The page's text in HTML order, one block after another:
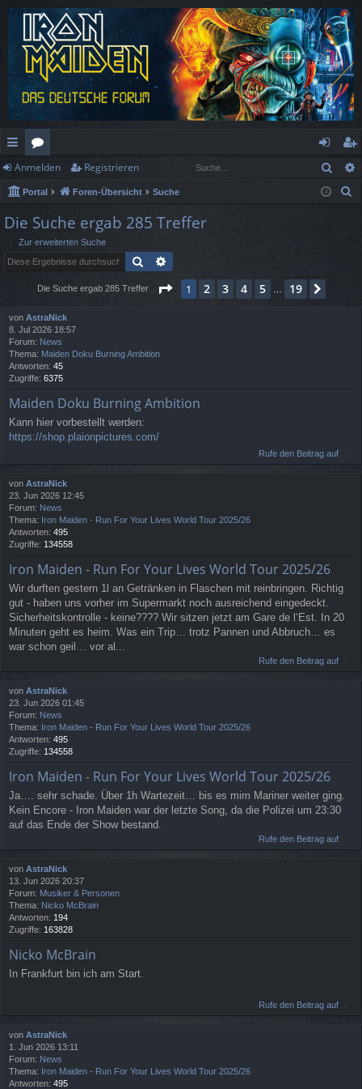
ch
ne
llz
or
en
n
m
eg
ist
Anmelden Registrieren
Portal Foren-Übersicht Suche
Die Suche ergab 285 Treffer
Zur erweiterten Suche
Suche
Die Suche ergab 285 Treffer Seite 1von 19
1 2 3 4 5 … 19
von AstraNick
8. Jul 2026 18:57
Forum: News
Thema: Maiden Doku Burning Ambition
Antworten: 45
Zugriffe: 6375
Maiden Doku Burning Ambition
Kann hier vorbestellt werden:
https://shop.plaionpictures.com/
Rufe den Beitrag auf
von AstraNick
23. Jun 2026 12:45
Forum: News
Thema: Iron Maiden - Run For Your Lives World Tour 2025/26
Antworten: 495
Zugriffe: 134558
Iron Maiden - Run For Your Lives World Tour 2025/26
Wir durften gestern 1l an Getränken in Flaschen mit reinbringen. Richtig
gut - haben uns vorher im Supermarkt noch ausreichend eingedeckt.
Sicherheitskontrolle - keine???? Wir sitzen jetzt am Gare de l‘Est. In 20
Minuten geht es heim. Was ein Trip… trotz Pannen und Abbruch… es
war schon geil… vor al...
Rufe den Beitrag auf
von AstraNick
23. Jun 2026 01:45
Forum: News
Thema: Iron Maiden - Run For Your Lives World Tour 2025/26
Antworten: 495
Zugriffe: 134558
Iron Maiden - Run For Your Lives World Tour 2025/26
Ja…. sehr schade. Über 1h Wartezeit… bis es mim Mariner weiter ging.
Kein Encore - Iron Maiden war der letzte Song, da die Polizei um 23:30
auf das Ende der Show bestand.
Rufe den Beitrag auf
von AstraNick
13. Jun 2026 20:37
Forum: Musiker & Personen
Thema: Nicko McBrain
Antworten: 194
Zugriffe: 163828
Nicko McBrain
In Frankfurt bin ich am Start.
Rufe den Beitrag auf
von AstraNick
1. Jun 2026 13:11
Forum: News
Thema: Iron Maiden - Run For Your Lives World Tour 2025/26
Antworten: 495